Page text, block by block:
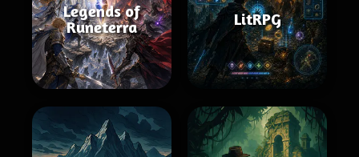
Legends of
Runeterra
LitRPG